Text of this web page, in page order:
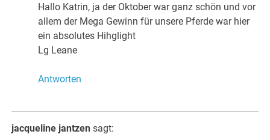
Hallo Katrin, ja der Oktober war ganz schön und vor
allem der Mega Gewinn für unsere Pferde war hier
ein absolutes Hihglight
Lg Leane
Antworten
jacqueline jantzen sagt: